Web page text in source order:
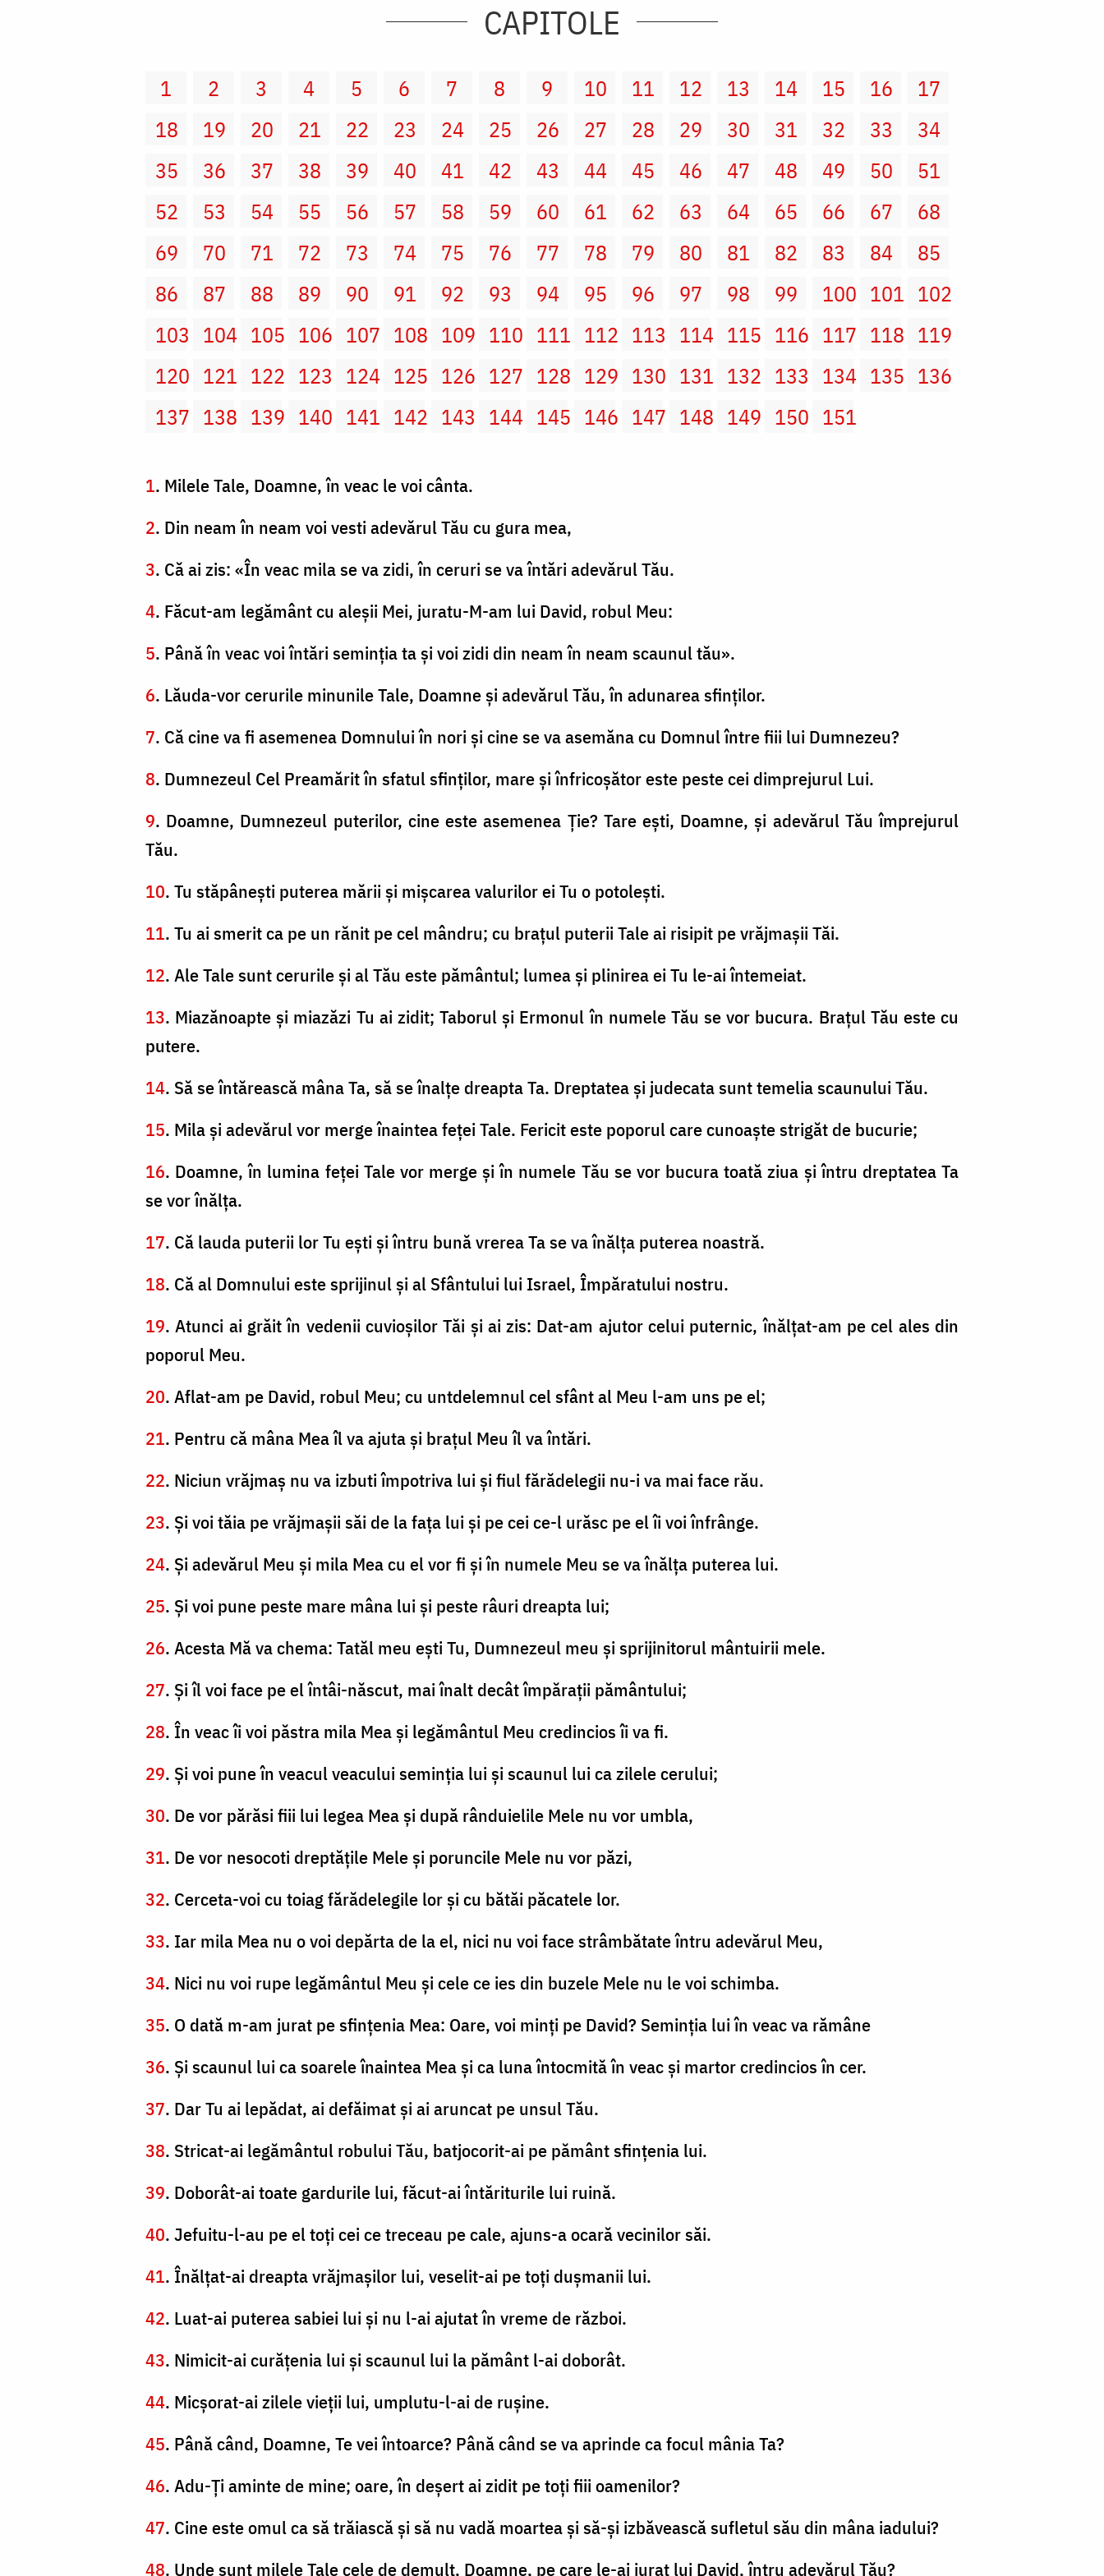
CAPITOLE
1 2 3 4 5 6 7 8 9 10 11 12 13 14 15 16
17
18
19 20 21 22 23 24 25 26 27 28 29 30 31 32 33
34
35
36 37 38 39 40 41 42 43 44 45 46 47 48 49 50
51
52
53 54 55 56 57 58 59 60 61 62 63 64 65 66 67
68
69
70 71 72 73 74 75 76 77 78 79 80 81 82 83 84
85
86
87 88 89 90 91 92 93 94 95 96 97 98 99 100 101 102
103 104 105 106 107 108 109 110 111 112 113 114 115 116 117 118 119
120 121 122 123 124 125 126 127 128 129 130 131 132 133 134 135 136
137 138 139 140 141 142 143 144 145 146 147 148 149 150 151
1. Milele Tale, Doamne, în veac le voi cânta.
2. Din neam în neam voi vesti adevărul Tău cu gura mea,
3. Că ai zis: «În veac mila se va zidi, în ceruri se va întări adevărul Tău.
4. Făcut-am legământ cu aleşii Mei, juratu-M-am lui David, robul Meu:
5. Până în veac voi întări seminţia ta şi voi zidi din neam în neam scaunul tău».
6. Lăuda-vor cerurile minunile Tale, Doamne şi adevărul Tău, în adunarea sfinţilor.
7. Că cine va fi asemenea Domnului în nori şi cine se va asemăna cu Domnul între fiii lui Dumnezeu?
8. Dumnezeul Cel Preamărit în sfatul sfinţilor, mare şi înfricoşător este peste cei dimprejurul Lui.
9. Doamne, Dumnezeul puterilor, cine este asemenea Ție? Tare eşti, Doamne, şi adevărul Tău împrejurul
Tău.
10. Tu stăpâneşti puterea mării şi mişcarea valurilor ei Tu o potoleşti.
11. Tu ai smerit ca pe un rănit pe cel mândru; cu braţul puterii Tale ai risipit pe vrăjmaşii Tăi.
12. Ale Tale sunt cerurile şi al Tău este pământul; lumea şi plinirea ei Tu le-ai întemeiat.
13. Miazănoapte şi miazăzi Tu ai zidit; Taborul şi Ermonul în numele Tău se vor bucura. Braţul Tău este cu
putere.
14. Să se întărească mâna Ta, să se înalţe dreapta Ta. Dreptatea şi judecata sunt temelia scaunului Tău.
15. Mila şi adevărul vor merge înaintea feţei Tale. Fericit este poporul care cunoaşte strigăt de bucurie;
16. Doamne, în lumina feţei Tale vor merge şi în numele Tău se vor bucura toată ziua şi întru dreptatea Ta
se vor înălţa.
17. Că lauda puterii lor Tu eşti şi întru bună vrerea Ta se va înălţa puterea noastră.
18. Că al Domnului este sprijinul şi al Sfântului lui Israel, Împăratului nostru.
19. Atunci ai grăit în vedenii cuvioşilor Tăi şi ai zis: Dat-am ajutor celui puternic, înălţat-am pe cel ales din
poporul Meu.
20. Aflat-am pe David, robul Meu; cu untdelemnul cel sfânt al Meu l-am uns pe el;
21. Pentru că mâna Mea îl va ajuta şi braţul Meu îl va întări.
22. Niciun vrăjmaş nu va izbuti împotriva lui şi fiul fărădelegii nu-i va mai face rău.
23. Şi voi tăia pe vrăjmaşii săi de la faţa lui şi pe cei ce-l urăsc pe el îi voi înfrânge.
24. Şi adevărul Meu şi mila Mea cu el vor fi şi în numele Meu se va înălţa puterea lui.
25. Şi voi pune peste mare mâna lui şi peste râuri dreapta lui;
26. Acesta Mă va chema: Tatăl meu eşti Tu, Dumnezeul meu şi sprijinitorul mântuirii mele.
27. Şi îl voi face pe el întâi-născut, mai înalt decât împăraţii pământului;
28. În veac îi voi păstra mila Mea şi legământul Meu credincios îi va fi.
29. Şi voi pune în veacul veacului seminţia lui şi scaunul lui ca zilele cerului;
30. De vor părăsi fiii lui legea Mea şi după rânduielile Mele nu vor umbla,
31. De vor nesocoti dreptăţile Mele şi poruncile Mele nu vor păzi,
32. Cerceta-voi cu toiag fărădelegile lor şi cu bătăi păcatele lor.
33. Iar mila Mea nu o voi depărta de la el, nici nu voi face strâmbătate întru adevărul Meu,
34. Nici nu voi rupe legământul Meu şi cele ce ies din buzele Mele nu le voi schimba.
35. O dată m-am jurat pe sfinţenia Mea: Oare, voi minţi pe David? Seminţia lui în veac va rămâne
36. Şi scaunul lui ca soarele înaintea Mea şi ca luna întocmită în veac şi martor credincios în cer.
37. Dar Tu ai lepădat, ai defăimat şi ai aruncat pe unsul Tău.
38. Stricat-ai legământul robului Tău, batjocorit-ai pe pământ sfinţenia lui.
39. Doborât-ai toate gardurile lui, făcut-ai întăriturile lui ruină.
40. Jefuitu-l-au pe el toţi cei ce treceau pe cale, ajuns-a ocară vecinilor săi.
41. Înălţat-ai dreapta vrăjmaşilor lui, veselit-ai pe toţi duşmanii lui.
42. Luat-ai puterea sabiei lui şi nu l-ai ajutat în vreme de război.
43. Nimicit-ai curăţenia lui şi scaunul lui la pământ l-ai doborât.
44. Micşorat-ai zilele vieţii lui, umplutu-l-ai de ruşine.
45. Până când, Doamne, Te vei întoarce? Până când se va aprinde ca focul mânia Ta?
46. Adu-Ţi aminte de mine; oare, în deşert ai zidit pe toţi fiii oamenilor?
47. Cine este omul ca să trăiască şi să nu vadă moartea şi să-şi izbăvească sufletul său din mâna iadului?
48. Unde sunt milele Tale cele de demult, Doamne, pe care le-ai jurat lui David, întru adevărul Tău?